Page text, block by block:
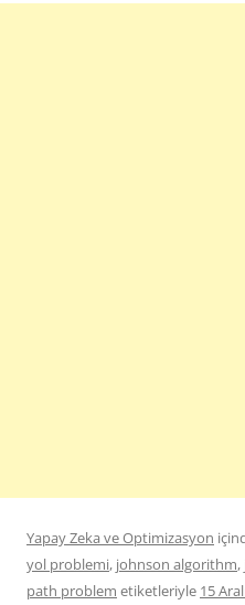
Yapay Zeka ve Optimizasyon
yol problemi, johnson algorithm,
path problem etiketleriyle 15